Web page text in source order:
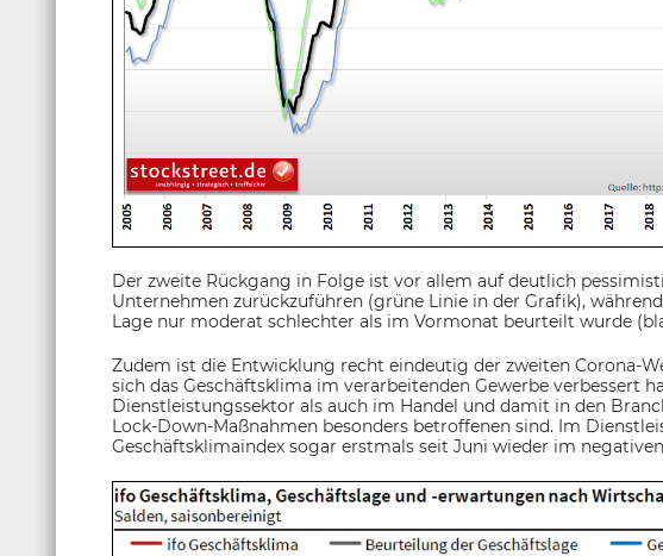
Der zweite Rückgang in Folge ist vor allem auf deutlich
Unternehmen zurückzuführen (grüne Linie in der Grafik),
Lage nur moderat schlechter als im Vormonat beurteilt wurde
Zudem ist die Entwicklung recht eindeutig der zweiten Corona-
sich das Geschäftsklima im verarbeitenden Gewerbe verbessert
Dienstleistungssektor als auch im Handel und damit in den
Lock-Down-Maßnahmen besonders betroffenen sind. Im
Geschäftsklimaindex sogar erstmals seit Juni wieder im